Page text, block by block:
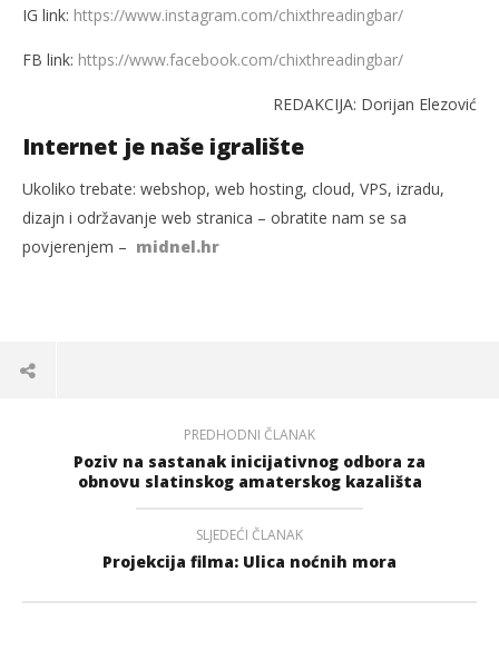
IG link: https://www.instagram.com/chixthreadingbar/
FB link: https://www.facebook.com/chixthreadingbar/
REDAKCIJA: Dorijan Elezović
Internet je naše igralište
Ukoliko trebate: webshop, web hosting, cloud, VPS, izradu,
dizajn i održavanje web stranica – obratite nam se sa
povjerenjem – midnel.hr
PREDHODNI ČLANAK
Poziv na sastanak inicijativnog odbora za
obnovu slatinskog amaterskog kazališta
SLJEDEĆI ČLANAK
Projekcija filma: Ulica noćnih mora